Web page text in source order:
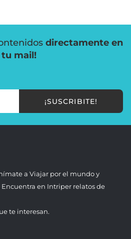
directamente en
tu mail!
¡SUSCRIBITE!
a Viajar por el mundo y
en Intriper relatos de
te interesan.